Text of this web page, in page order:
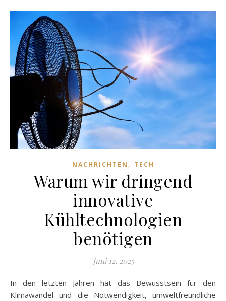
NACHRICHTEN , TECH
Warum wir dringend
innovative
Kühltechnologien
benötigen
Juni 12, 2025
In den letzten Jahren hat das Bewusstsein für den
Klimawandel und die Notwendigkeit, umweltfreundliche